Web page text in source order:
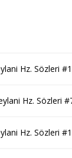
Hz. Sözleri
Hz. Sözleri
Hz. Sözleri